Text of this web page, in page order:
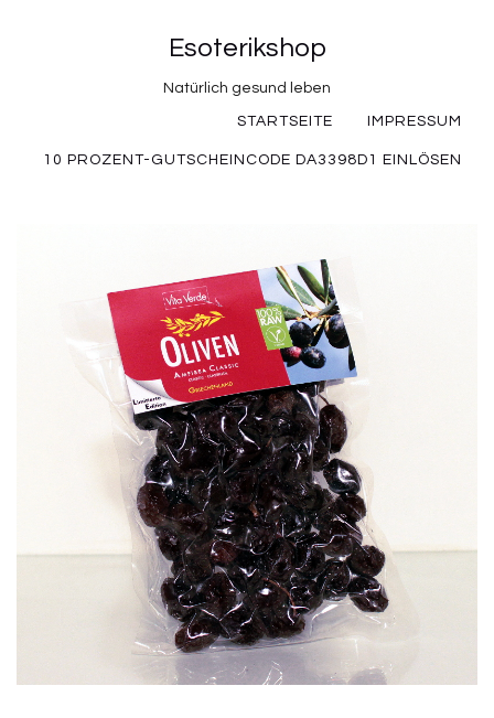
Esoterikshop
Natürlich gesund leben
STARTSEITE IMPRESSUM
10 PROZENT-GUTSCHEINCODE DA3398D1 EINLÖSEN